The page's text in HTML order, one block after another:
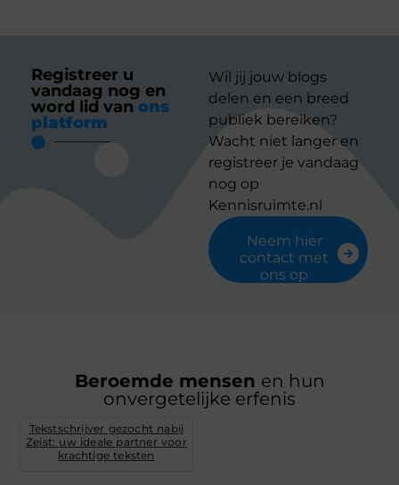
Registreer u
vandaag nog en
word lid van ons
platform
Wil jij jouw blogs
delen en een breed
publiek bereiken?
Wacht niet langer en
registreer je vandaag
nog op
Kennisruimte.nl
Neem hier
contact met
ons op
Beroemde mensen en hun
onvergetelijke erfenis
Tekstschrijver gezocht nabij
Zeist: uw ideale partner voor
krachtige teksten